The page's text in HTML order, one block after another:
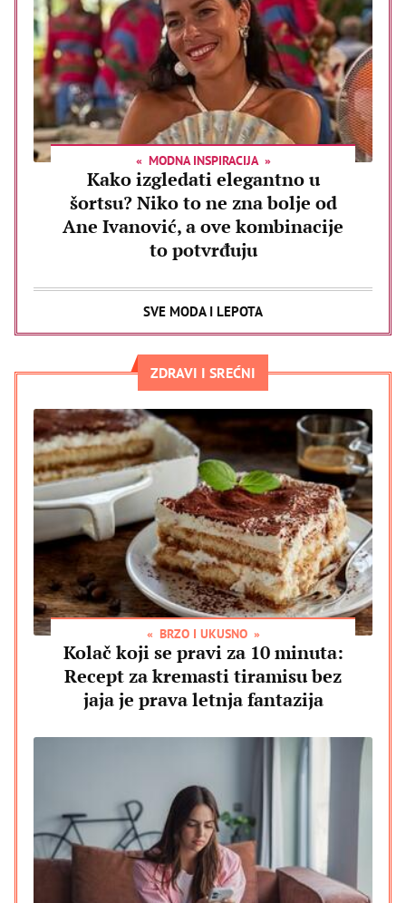
MODNA INSPIRACIJA
Kako izgledati elegantno u
šortsu? Niko to ne zna bolje od
Ane Ivanović, a ove kombinacije
to potvrđuju
SVE MODA I LEPOTA
ZDRAVI I SREĆNI
BRZO I UKUSNO
Kolač koji se pravi za 10 minuta:
Recept za kremasti tiramisu bez
jaja je prava letnja fantazija